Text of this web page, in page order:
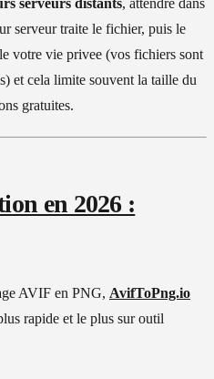
serveur traite le fichier, puis le
votre vie privee (vos fichiers sont
et cela limite souvent la taille du
gratuites.
en 2026 :
AVIF en PNG, AvifToPng.io
rapide et le plus sur outil